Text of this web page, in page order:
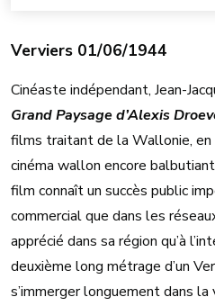
Verviers 01/06/1944
Cinéaste indépendant, Jean-
Grand Paysage d’Alexis
films traitant de la Wallonie, en
cinéma wallon encore
film connaît un succès public
commercial que dans les
apprécié dans sa région qu’à
deuxième long métrage d’un
s’immerger longuement dans